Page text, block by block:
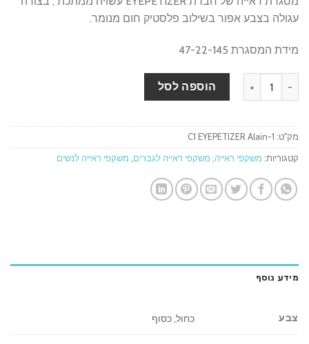
עגולה בצבע אפור בשילוב פלסטיק חום מנומר.
מידת המסגרת 47-22-145
הוספה לסל
מק"ט: C1 EYEPETIZER Alain-1
קטגוריות: משקפי ראייה משקפי ראייה לגברים משקפי ראייה לנשים
מידע נוסף
צבע כחול, כסוף